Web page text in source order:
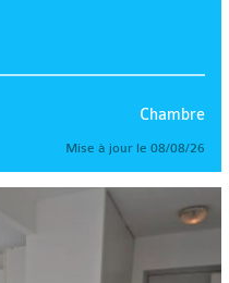
Chambre
Mise à jour le 08/08/26